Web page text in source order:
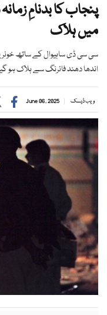
پنجاب کا بدنامِ
میں ہلاک
سی سی ڈی ساہیوال کے ساتھ
اندھا دھند فائرنگ سے ہلاک ہو
ویب ڈیسک June 06, 2025